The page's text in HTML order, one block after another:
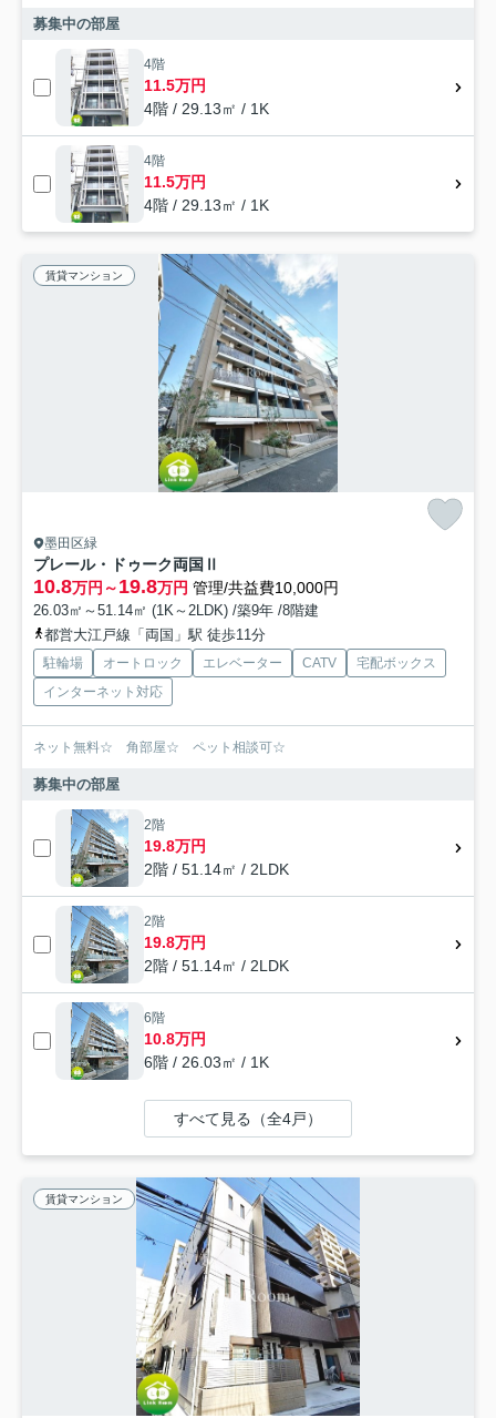
募集中の部屋
4階
11.5万円
4階 / 29.13㎡ / 1K
4階
11.5万円
4階 / 29.13㎡ / 1K
賃貸マンション
墨田区緑
プレール・ドゥーク両国Ⅱ
10.8万円～19.8万円 管理/共益費10,000円
26.03㎡～51.14㎡ (1K～2LDK) /築9年 /8階建
都営大江戸線「両国」駅 徒歩11分
駐輪場 オートロック エレベーター CATV
宅配ボックス
インターネット対応
ネット無料☆ 角部屋☆ ペット相談可☆
募集中の部屋
2階
19.8万円
2階 / 51.14㎡ / 2LDK
2階
19.8万円
2階 / 51.14㎡ / 2LDK
6階
10.8万円
6階 / 26.03㎡ / 1K
すべて見る（全4戸）
賃貸マンション